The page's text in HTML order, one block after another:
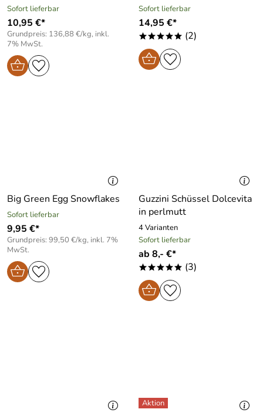
Sofort lieferbar
10,95 €*
Grundpreis: 136,88 €/kg, inkl.
7% MwSt.
Sofort lieferbar
14,95 €*
***** (2)
Big Green Egg Snowflakes
Sofort lieferbar
9,95 €*
Grundpreis: 99,50 €/kg, inkl. 7%
MwSt.
Guzzini Schüssel Dolcevita
in perlmutt
4 Varianten
Sofort lieferbar
ab 8,- €*
***** (3)